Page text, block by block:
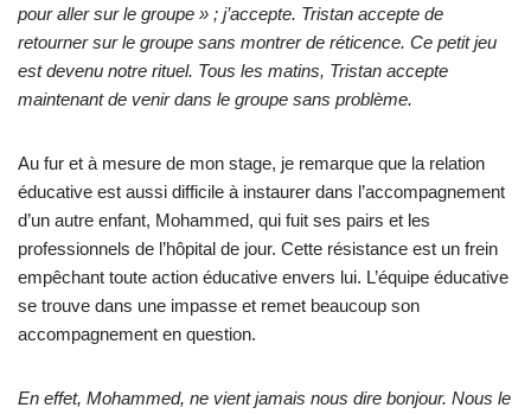
pour aller sur le groupe » ; j’accepte. Tristan accepte de
retourner sur le groupe sans montrer de réticence. Ce petit jeu
est devenu notre rituel. Tous les matins, Tristan accepte
maintenant de venir dans le groupe sans problème.
Au fur et à mesure de mon stage, je remarque que la relation
éducative est aussi difficile à instaurer dans l’accompagnement
d’un autre enfant, Mohammed, qui fuit ses pairs et les
professionnels de l’hôpital de jour. Cette résistance est un frein
empêchant toute action éducative envers lui. L’équipe éducative
se trouve dans une impasse et remet beaucoup son
accompagnement en question.
En effet, Mohammed, ne vient jamais nous dire bonjour. Nous le